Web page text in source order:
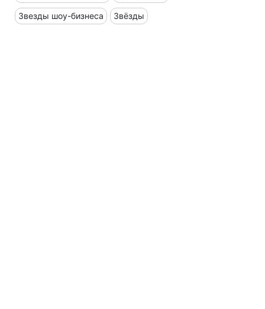
Звезды шоу-бизнеса Звёзды